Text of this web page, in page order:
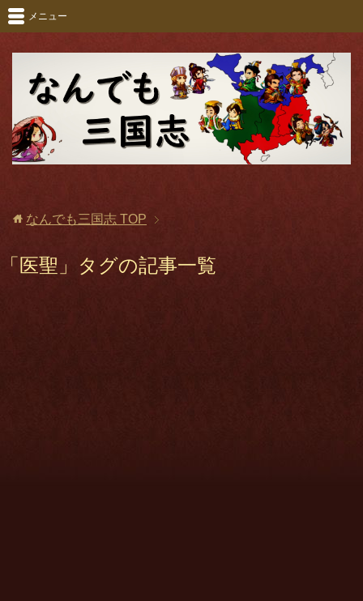
メニュー
なんでも三国志 TOP
「医聖」タグの記事一覧